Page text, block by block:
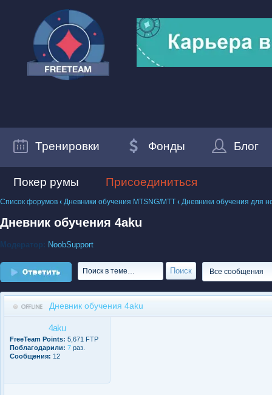
Тренировки Фонды Блог
Покер румы Присоединиться
Список форумов ‹ Дневники обучения MTSNG/МТТ ‹ Дневники обучения для
Дневник обучения 4aku
Модератор: NoobSupport
Ответить
Дневник обучения 4aku
4aku
FreeTeam Points: 5,671 FTP
Поблагодарили: 7 раз.
Сообщения: 12